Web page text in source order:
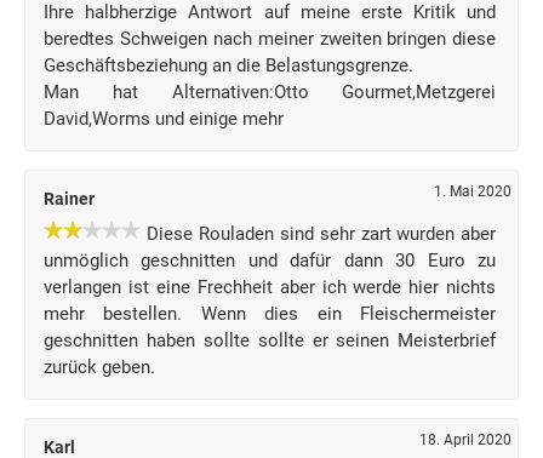
Ihre halbherzige Antwort auf meine erste Kritik und
beredtes Schweigen nach meiner zweiten bringen diese
Geschäftsbeziehung an die Belastungsgrenze.
Man hat Alternativen:Otto Gourmet,Metzgerei
David,Worms und einige mehr
Rainer 1. Mai 2020
Diese Rouladen sind sehr zart wurden aber
unmöglich geschnitten und dafür dann 30 Euro zu
verlangen ist eine Frechheit aber ich werde hier nichts
mehr bestellen. Wenn dies ein Fleischermeister
geschnitten haben sollte sollte er seinen Meisterbrief
zurück geben.
Karl 18. April 2020